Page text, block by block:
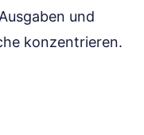
und
konzentrieren.